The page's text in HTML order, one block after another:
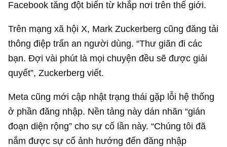
Facebook tăng đột biến từ khắp nơi trên thế giới.
Trên mạng xã hội X, Mark Zuckerberg cũng đăng tải
thông điệp trấn an người dùng. “Thư giãn đi các
bạn. Đợi vài phút là mọi chuyện đều sẽ được giải
quyết”, Zuckerberg viết.
Meta cũng mới cập nhật trạng thái gặp lỗi hệ thống
ở phần đăng nhập. Nền tảng này dán nhãn “gián
đoạn diện rộng” cho sự cố lần này. “Chúng tôi đã
nắm được sự cố ảnh hướng đến đăng nhập